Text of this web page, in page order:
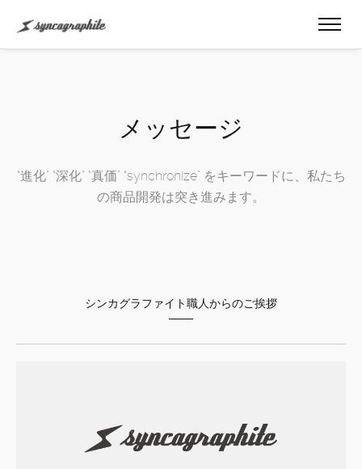
メッセージ
“進化” “深化” “真価” “synchronize” をキーワードに、私たち
の商品開発は突き進みます。
シンカグラファイト職人からのご挨拶